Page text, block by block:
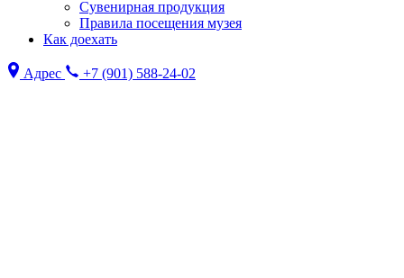
Сувенирная продукция
Правила посещения музея
Как доехать
Адрес
+7 (901) 588-24-02